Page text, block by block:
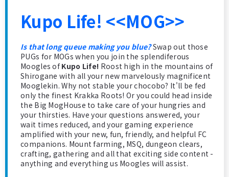
Kupo Life! <<MOG>>
Is that long queue making you blue?Swap out those
PUGs for MOGs when you join the splendiferous
Moogles ofKupo Life! Roost high in the mountains of
Shirogane with all your new marvelously magnificent
Mooglekin. Why not stable your chocobo? It'll be fed
only the finest Krakka Roots! Or you could head inside
the Big MogHouse to take care of your hungries and
your thirsties. Have your questions answered, your
wait times reduced, and your gaming experience
amplified with your new, fun, friendly, and helpful FC
companions. Mount farming, MSQ, dungeon clears,
crafting, gathering and all that exciting side content -
anything and everything us Moogles will assist.